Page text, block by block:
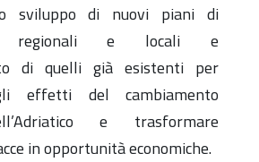
sviluppo di nuovi piani di
regionali e locali e
di quelli già esistenti per
effetti del cambiamento
e trasformare
in opportunità economiche.